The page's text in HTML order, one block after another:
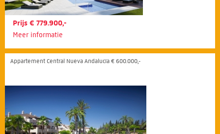
Prijs € 779.900,-
Meer informatie
Appartement Central Nueva Andalucía € 600.000,-